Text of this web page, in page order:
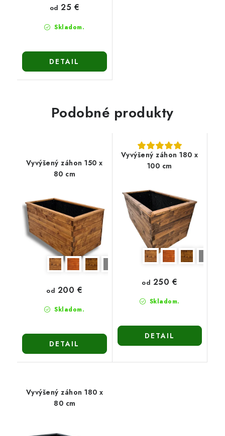
Skladom.
od 25 €
DETAIL
Podobné produkty
Vyvýšený záhon 150 x
80 cm
Skladom.
od 200 €
DETAIL
Vyvýšený záhon 180 x
100 cm
Skladom.
od 250 €
DETAIL
Vyvýšený záhon 180 x
80 cm